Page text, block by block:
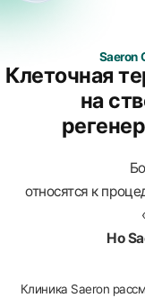
Saeron
Клеточная
на
относятся к
Но
Клиника Saeron